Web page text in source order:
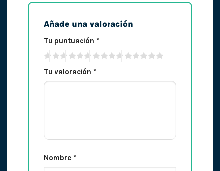
Añade una valoración
Tu puntuación *
Tu valoración *
Nombre *